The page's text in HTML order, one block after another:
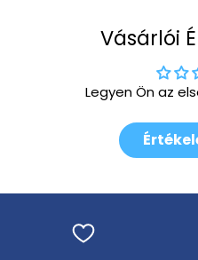
Vásárlói
Legyen Ön az